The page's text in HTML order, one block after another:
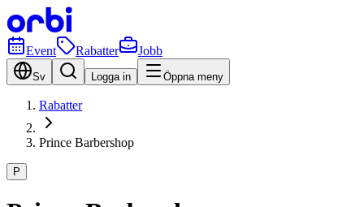
Event Rabatter Jobb
Sv Logga in Öppna meny
Rabatter
Prince Barbershop
P